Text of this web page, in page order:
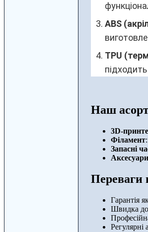
ABS
TPU
Наш
3D-
Філамент
Запасні
Аксесуари
Переваги
Гарантія
Швидка
Регулярні